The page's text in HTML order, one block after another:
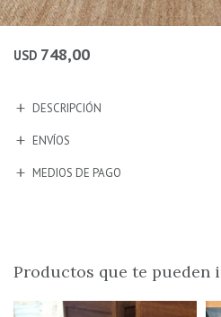
USD 748,00
DESCRIPCIÓN
ENVÍOS
MEDIOS DE PAGO
Productos que te pueden